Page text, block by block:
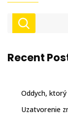
Recent
Oddych,
Uzatvorenie